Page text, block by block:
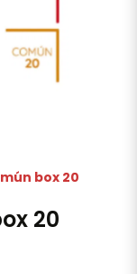
box 20
20